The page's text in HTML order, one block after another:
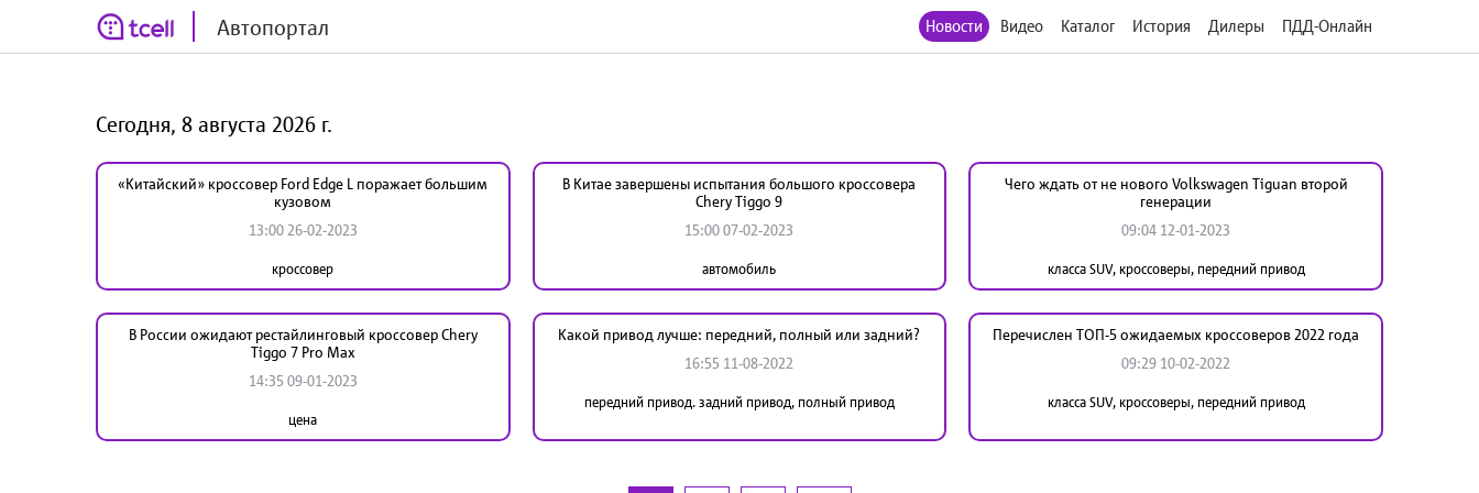
Автопортал Новости Видео Каталог История Дилеры ПДД-Онлайн
Сегодня, 8 августа 2026 г.
«Китайский» кроссовер Ford Edge L поражает большим
кузовом
13:00 26-02-2023
кроссовер
В Китае завершены испытания большого кроссовера
Сhery Tiggo 9
15:00 07-02-2023
автомобиль
Чего ждать от не нового Volkswagen Tiguan второй
генерации
09:04 12-01-2023
класса SUV, кроссоверы, передний привод
В России ожидают рестайлинговый кроссовер Chery
Тiggo 7 Pro Max
14:35 09-01-2023
цена
Какой привод лучше: передний, полный или задний?
16:55 11-08-2022
передний привод. задний привод, полный привод
Перечислен ТОП-5 ожидаемых кроссоверов 2022 года
09:29 10-02-2022
класса SUV, кроссоверы, передний привод